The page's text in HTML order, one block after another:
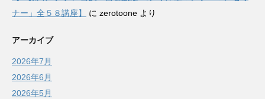
ナー」全５８講座】
に zerotoone より
アーカイブ
2026年7月
2026年6月
2026年5月